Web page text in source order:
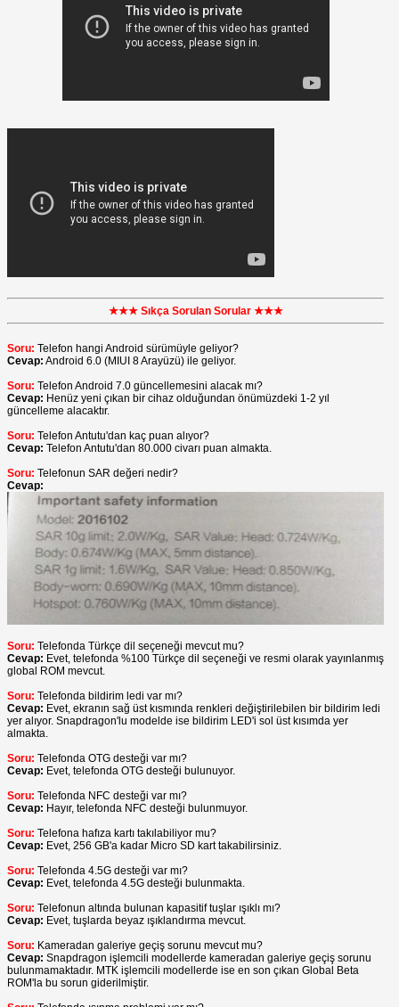
★★★ Sıkça Sorulan Sorular ★★★
Soru: Telefon hangi Android sürümüyle geliyor?
Cevap: Android 6.0 (MIUI 8 Arayüzü) ile geliyor.
Soru: Telefon Android 7.0 güncellemesini alacak mı?
Cevap: Henüz yeni çıkan bir cihaz olduğundan önümüzdeki 1-2 yıl
güncelleme alacaktır.
Soru: Telefon Antutu'dan kaç puan alıyor?
Cevap: Telefon Antutu'dan 80.000 civarı puan almakta.
Soru: Telefonun SAR değeri nedir?
Cevap:
Soru: Telefonda Türkçe dil seçeneği mevcut mu?
Cevap: Evet, telefonda %100 Türkçe dil seçeneği ve resmi olarak yayınlanmış
global ROM mevcut.
Soru: Telefonda bildirim ledi var mı?
Cevap: Evet, ekranın sağ üst kısmında renkleri değiştirilebilen bir bildirim ledi
yer alıyor. Snapdragon'lu modelde ise bildirim LED'i sol üst kısımda yer
almakta.
Soru: Telefonda OTG desteği var mı?
Cevap: Evet, telefonda OTG desteği bulunuyor.
Soru: Telefonda NFC desteği var mı?
Cevap: Hayır, telefonda NFC desteği bulunmuyor.
Soru: Telefona hafıza kartı takılabiliyor mu?
Cevap: Evet, 256 GB'a kadar Micro SD kart takabilirsiniz.
Soru: Telefonda 4.5G desteği var mı?
Cevap: Evet, telefonda 4.5G desteği bulunmakta.
Soru: Telefonun altında bulunan kapasitif tuşlar ışıklı mı?
Cevap: Evet, tuşlarda beyaz ışıklandırma mevcut.
Soru: Kameradan galeriye geçiş sorunu mevcut mu?
Cevap: Snapdragon işlemcili modellerde kameradan galeriye geçiş sorunu
bulunmamaktadır. MTK işlemcili modellerde ise en son çıkan Global Beta
ROM'la bu sorun giderilmiştir.